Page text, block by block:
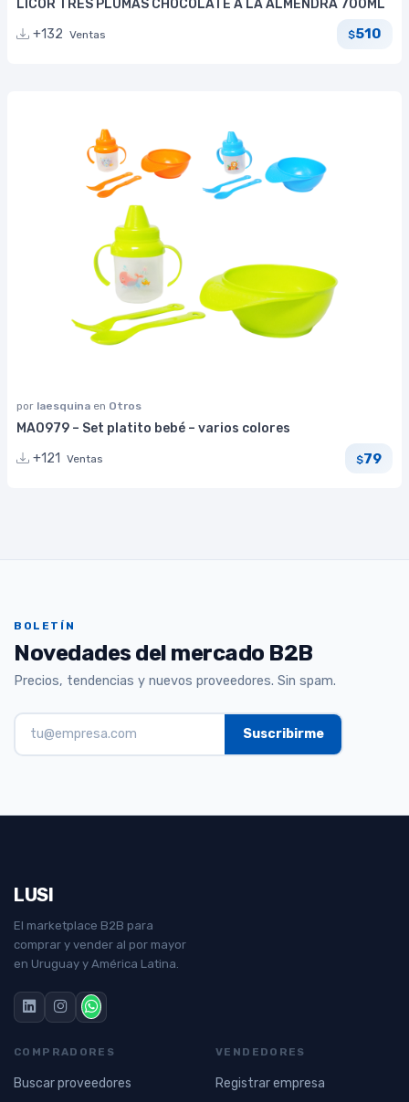
LICOR TRES PLUMAS CHOCOLATE A LA ALMENDRA 700ML
+132 Ventas $510
por laesquina en Otros
MA0979 – Set platito bebé – varios colores
+121
Ventas $79
BOLETÍN
Novedades del mercado B2B
Precios, tendencias y nuevos proveedores. Sin spam.
LUSI
El marketplace B2B para
comprar y vender al por mayor
en Uruguay y América Latina.
COMPRADORES
Buscar proveedores
VENDEDORES
Registrar empresa